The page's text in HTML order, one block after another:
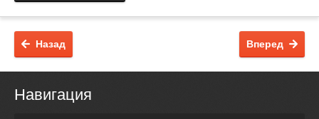
Назад Вперед
Навигация